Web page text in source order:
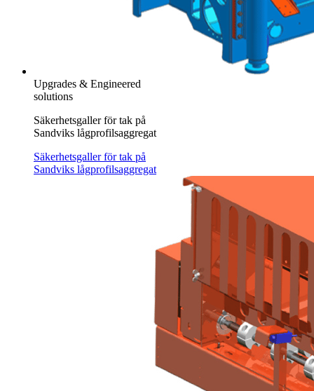
Upgrades & Engineered
solutions
Säkerhetsgaller för tak på
Sandviks lågprofilsaggregat
Säkerhetsgaller för tak på
Sandviks lågprofilsaggregat